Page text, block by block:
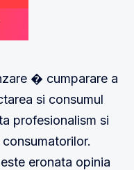
� cumparare a
si consumul
profesionalism si
eronata opinia